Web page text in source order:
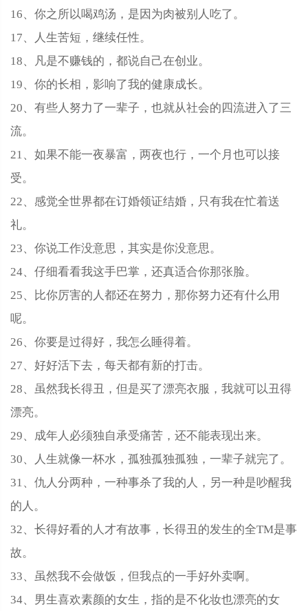
16、你之所以喝鸡汤，是因为肉被别人吃了。
17、人生苦短，继续任性。
18、凡是不赚钱的，都说自己在创业。
19、你的长相，影响了我的健康成长。
20、有些人努力了一辈子，也就从社会的四流进入了三
流。
21、如果不能一夜暴富，两夜也行，一个月也可以接
受。
22、感觉全世界都在订婚领证结婚，只有我在忙着送
礼。
23、你说工作没意思，其实是你没意思。
24、仔细看看我这手巴掌，还真适合你那张脸。
25、比你厉害的人都还在努力，那你努力还有什么用
呢。
26、你要是过得好，我怎么睡得着。
27、好好活下去，每天都有新的打击。
28、虽然我长得丑，但是买了漂亮衣服，我就可以丑得
漂亮。
29、成年人必须独自承受痛苦，还不能表现出来。
30、人生就像一杯水，孤独孤独孤独，一辈子就完了。
31、仇人分两种，一种事杀了我的人，另一种是吵醒我
的人。
32、长得好看的人才有故事，长得丑的发生的全TM是事
故。
33、虽然我不会做饭，但我点的一手好外卖啊。
34、男生喜欢素颜的女生，指的是不化妆也漂亮的女